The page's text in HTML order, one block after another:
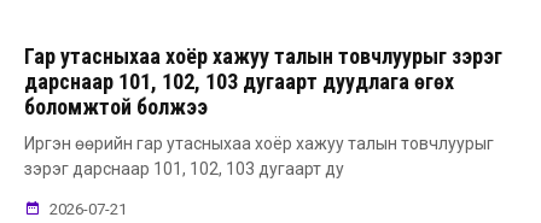
Гар утасныхаа хоёр хажуу талын товчлуурыг зэрэг
дарснаар 101, 102, 103 дугаарт дуудлага өгөх
боломжтой болжээ
Иргэн өөрийн гар утасныхаа хоёр хажуу талын товчлуурыг
зэрэг дарснаар 101, 102, 103 дугаарт ду
2026-07-21